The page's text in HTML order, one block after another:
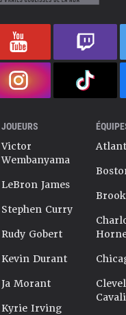
JOUEURS
Victor
Wembanyama
LeBron James
Stephen Curry
Rudy Gobert
Kevin Durant
Ja Morant
Kyrie Irving